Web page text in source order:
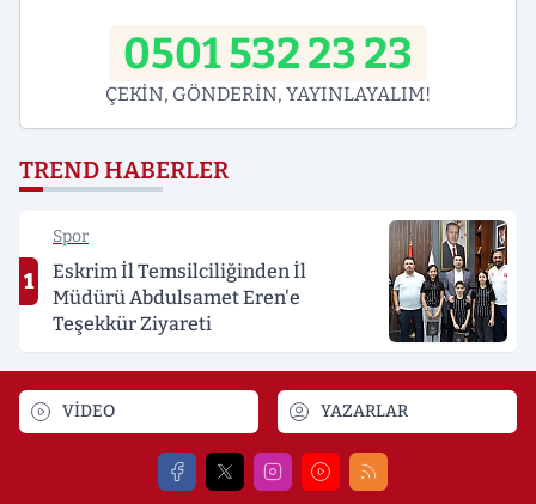
0501 532 23 23
ÇEKİN, GÖNDERİN, YAYINLAYALIM!
TREND HABERLER
1
Spor
Eskrim İl Temsilciliğinden İl
Müdürü Abdulsamet Eren'e
Teşekkür Ziyareti
VİDEO YAZARLAR